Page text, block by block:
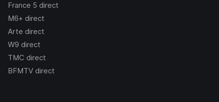
France 5 direct
M6+ direct
Arte direct
W9 direct
TMC direct
BFMTV direct